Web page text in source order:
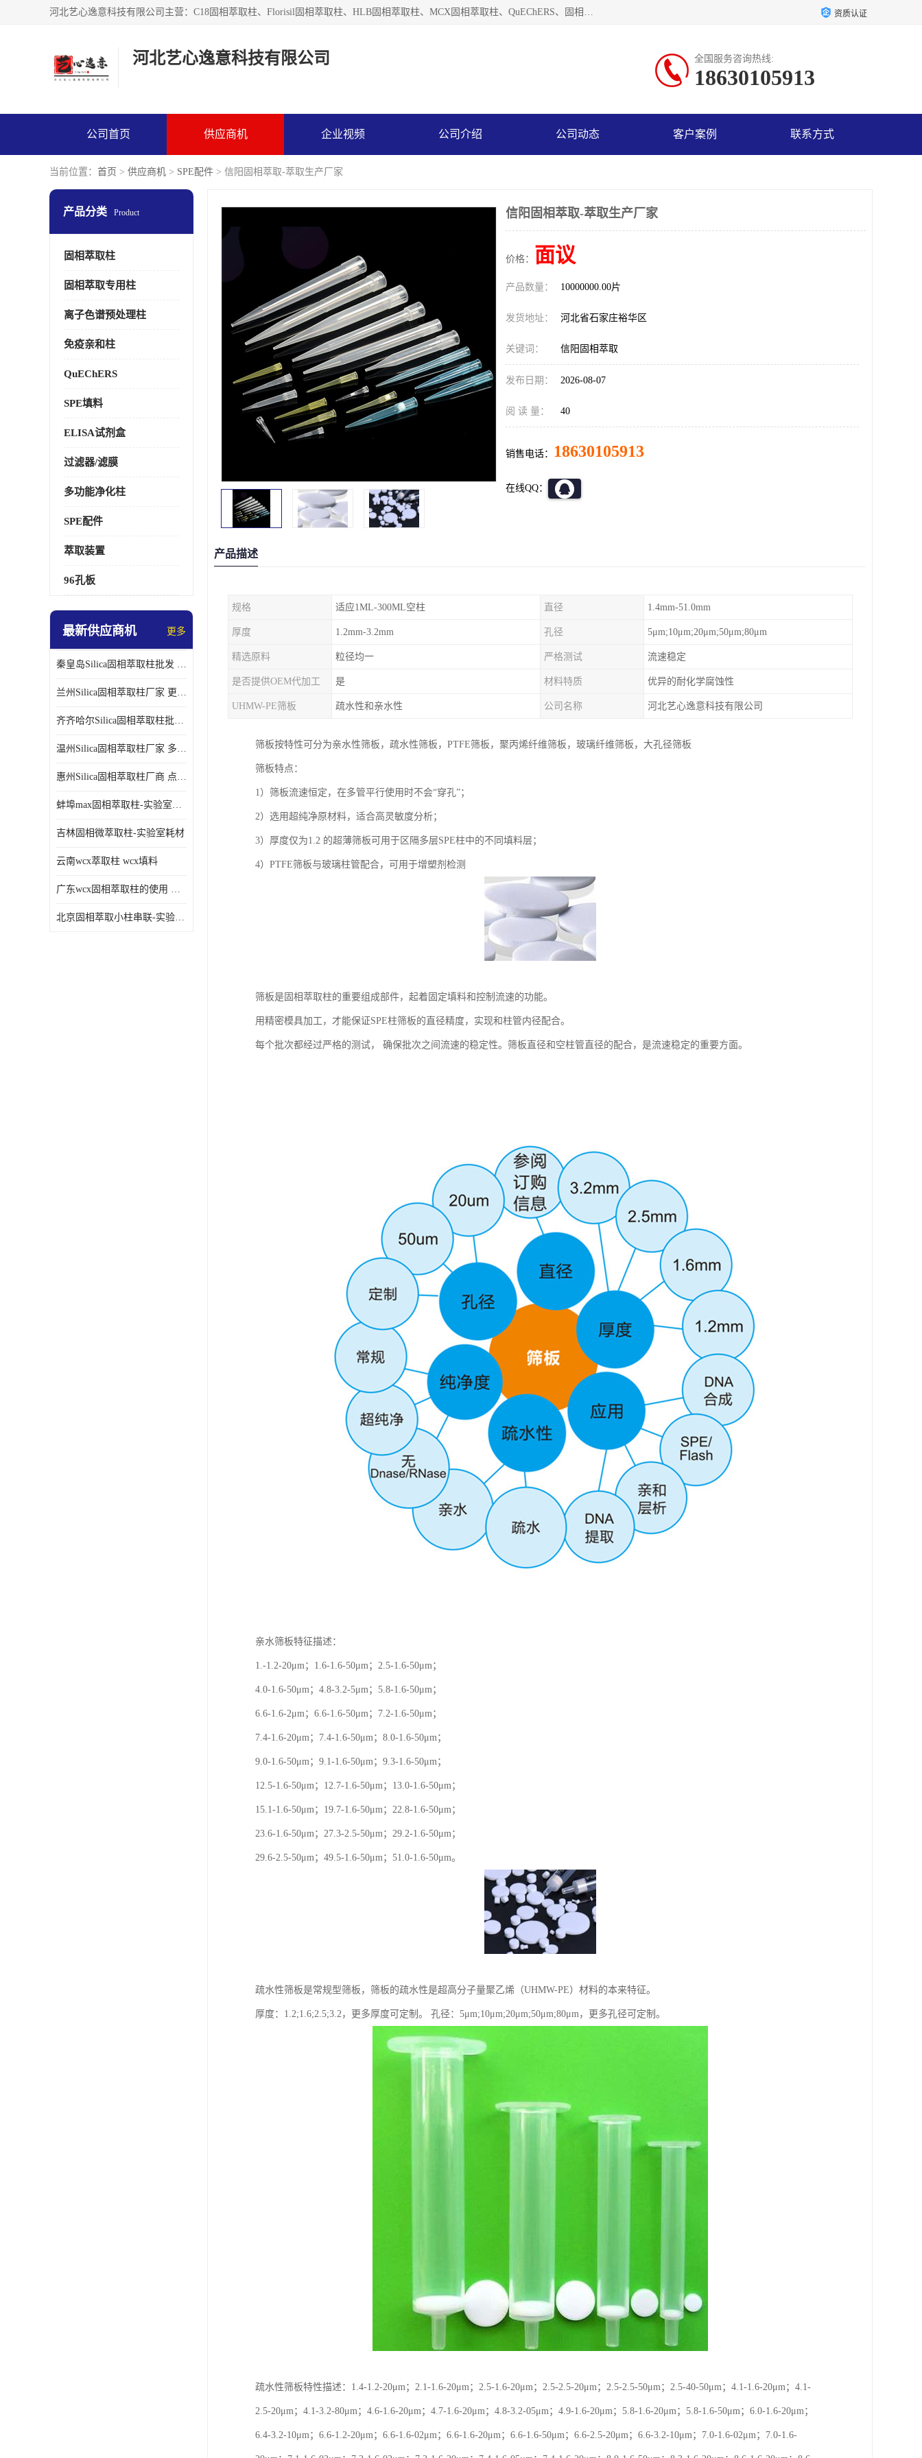
河北艺心逸意科技有限公司主营：C18固相萃取柱、Florisil固相萃取柱、HLB固相萃取柱、MCX固相萃取柱、QuEChERS、固相萃取空柱、针式过滤器 、固相萃取柱、黄曲霉毒素亲和柱。全国咨询热线：18630105913。河北艺心逸意科技有限公司接受来样定做，我们秉承着“顾客至上，锐意进取”的经营理念，坚持客户至上的原则为广大客户提供优质的服务，欢迎广大客户惠顾！免费咨询！ 资质认证
河北艺心逸意科技有限公司 全国服务咨询热线:
18630105913
公司首页 供应商机 企业视频 公司介绍 公司动态 客户案例 联系方式
当前位置： 首页 > 供应商机 > SPE配件 > 信阳固相萃取-萃取生产厂家
产品分类 Product
固相萃取柱
固相萃取专用柱
离子色谱预处理柱
免疫亲和柱
QuEChERS
SPE填料
ELISA试剂盒
过滤器/滤膜
多功能净化柱
SPE配件
萃取装置
96孔板
最新供应商机 更多
秦皇岛Silica固相萃取柱批发 更多请咨询
兰州Silica固相萃取柱厂家 更多请咨询
齐齐哈尔Silica固相萃取柱批发 更多请咨询
温州Silica固相萃取柱厂家 多种规格
惠州Silica固相萃取柱厂商 点击查询更多
蚌埠max固相萃取柱-实验室耗材
吉林固相微萃取柱-实验室耗材
云南wcx萃取柱 wcx填料
广东wcx固相萃取柱的使用 wcx固相萃取柱通用流程
北京固相萃取小柱串联-实验室耗材
信阳固相萃取-萃取生产厂家
价格： 面议
产品数量： 10000000.00片
发货地址： 河北省石家庄裕华区
关键词： 信阳固相萃取
发布日期： 2026-08-07
阅 读 量： 40
销售电话： 18630105913
在线QQ：
产品描述
规格 适应1ML-300ML空柱 直径 1.4mm-51.0mm
厚度 1.2mm-3.2mm 孔径 5μm;10μm;20μm;50μm;80μm
精选原料 粒径均一 严格测试 流速稳定
是否提供OEM代加工 是 材料特质 优异的耐化学腐蚀性
UHMW-PE筛板 疏水性和亲水性 公司名称 河北艺心逸意科技有限公司
筛板按特性可分为亲水性筛板，疏水性筛板，PTFE筛板，聚丙烯纤维筛板，玻璃纤维筛板，大孔径筛板
筛板特点：
1）筛板流速恒定，在多管平行使用时不会“穿孔”；
2）选用超纯净原材料，适合高灵敏度分析；
3）厚度仅为1.2 的超薄筛板可用于区隔多层SPE柱中的不同填料层；
4）PTFE筛板与玻璃柱管配合，可用于增塑剂检测
筛板是固相萃取柱的重要组成部件，起着固定填料和控制流速的功能。
用精密模具加工，才能保证SPE柱筛板的直径精度，实现和柱管内径配合。
每个批次都经过严格的测试， 确保批次之间流速的稳定性。筛板直径和空柱管直径的配合，是流速稳定的重要方面。
亲水筛板特征描述：
1.-1.2-20μm；1.6-1.6-50μm；2.5-1.6-50μm；
4.0-1.6-50μm；4.8-3.2-5μm；5.8-1.6-50μm；
6.6-1.6-2μm；6.6-1.6-50μm；7.2-1.6-50μm；
7.4-1.6-20μm；7.4-1.6-50μm；8.0-1.6-50μm；
9.0-1.6-50μm；9.1-1.6-50μm；9.3-1.6-50μm；
12.5-1.6-50μm；12.7-1.6-50μm；13.0-1.6-50μm；
15.1-1.6-50μm；19.7-1.6-50μm；22.8-1.6-50μm；
23.6-1.6-50μm；27.3-2.5-50μm；29.2-1.6-50μm；
29.6-2.5-50μm；49.5-1.6-50μm；51.0-1.6-50μm。
疏水性筛板是常规型筛板，筛板的疏水性是超高分子量聚乙烯（UHMW-PE）材料的本来特征。
厚度：1.2;1.6;2.5;3.2，更多厚度可定制。 孔径：5μm;10μm;20μm;50μm;80μm，更多孔径可定制。
疏水性筛板特性描述：1.4-1.2-20μm；2.1-1.6-20μm；2.5-1.6-20μm；2.5-2.5-20μm；2.5-2.5-50μm；2.5-40-50μm；4.1-1.6-20μm；4.1-
2.5-20μm；4.1-3.2-80μm；4.6-1.6-20μm；4.7-1.6-20μm；4.8-3.2-05μm；4.9-1.6-20μm；5.8-1.6-20μm；5.8-1.6-50μm；6.0-1.6-20μm；
6.4-3.2-10μm；6.6-1.2-20μm；6.6-1.6-02μm；6.6-1.6-20μm；6.6-1.6-50μm；6.6-2.5-20μm；6.6-3.2-10μm；7.0-1.6-02μm；7.0-1.6-